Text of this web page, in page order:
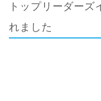
トップリーダーズ
れました